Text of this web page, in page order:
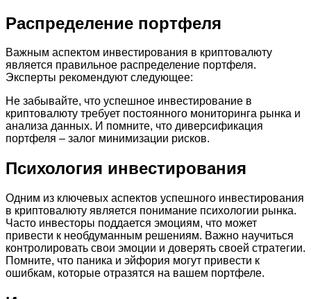
Распределение портфеля
Важным аспектом инвестирования в криптовалюту
является правильное распределение портфеля.
Эксперты рекомендуют следующее:
Не забывайте, что успешное инвестирование в
криптовалюту требует постоянного мониторинга рынка и
анализа данных. И помните, что диверсификация
портфеля – залог минимизации рисков.
Психология инвестирования
Одним из ключевых аспектов успешного инвестирования
в криптовалюту является понимание психологии рынка.
Часто инвесторы поддается эмоциям, что может
привести к необдуманным решениям. Важно научиться
контролировать свои эмоции и доверять своей стратегии.
Помните, что паника и эйфория могут привести к
ошибкам, которые отразятся на вашем портфеле.